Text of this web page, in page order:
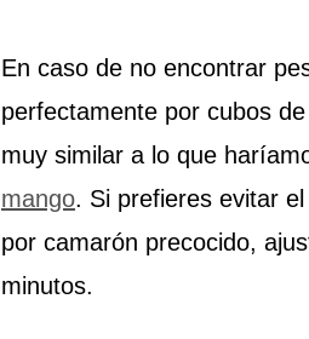
En caso de no encontrar
perfectamente por cubos
muy similar a lo que
mango. Si prefieres evitar
por camarón precocido,
minutos.